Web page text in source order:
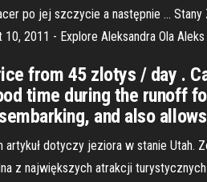
po jej szczycie a następnie … Stany
10, 2011 - Explore Aleksandra Ola
from 45 zlotys / day .
time during the runoff
and also
artykuł dotyczy jeziora w stanie Utah.
z największych atrakcji